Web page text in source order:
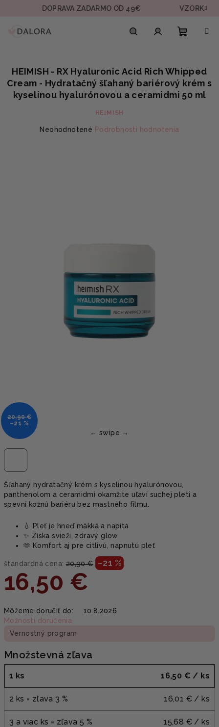
DOPRAVA ZADARMO OD 49€ VZORKA V
košík
Šľahaný hydratačný krém s kyselinou hyalurónovou,
panthenolom a ceramidmi okamžite uľaví suchej pleti a
spevní kožnú bariéru bez mastného filmu.
💧 Pleť je hneď mäkká a napitá
✨ Získa svieži, zdravý glow
🫶 Komfort aj pre citlivú, napnutú pleť
štandardná cena: 20,90 € –21 %
16,50 €
cena:
Môžeme doručiť do:
10.8.2026
Možnosti doručenia
Vernostný program
Množstevná zľava
1 ks 16,50 € / ks
2 ks = zľava 3 % 16,01 € / ks
3 a viac ks = zľava 5 % 15,68 € / ks
HEIMISH - RX Hyaluronic Acid Rich Whipped
Cream - Hydratačný šľahaný bariérový krém s
kyselinou hyalurónovou a ceramidmi 50 ml
HEIMISH
Priemerné
Neohodnotené Podrobnosti hodnotenia
20,90 €
–21 %